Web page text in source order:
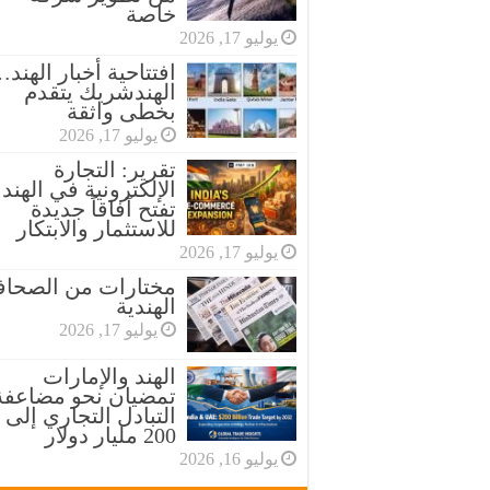
خاصة
يوليو 17, 2026
افتتاحية أخبار
الهندشريك يتقدم
بخطى واثقة
يوليو 17, 2026
تقرير: التجارة
الإلكترونية في الهند
تفتح آفاقاً جديدة
للاستثمار والابتكار
يوليو 17, 2026
مختارات من
الهندية
يوليو 17, 2026
الهند والإمارات
تمضيان نحو
التبادل التجاري إلى
200 مليار دولار
يوليو 16, 2026